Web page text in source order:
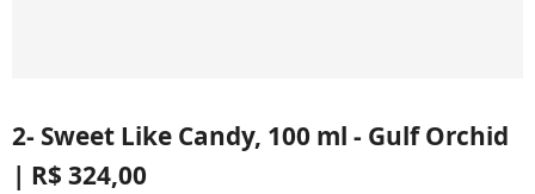
2- Sweet Like Candy, 100 ml - Gulf Orchid
| R$ 324,00